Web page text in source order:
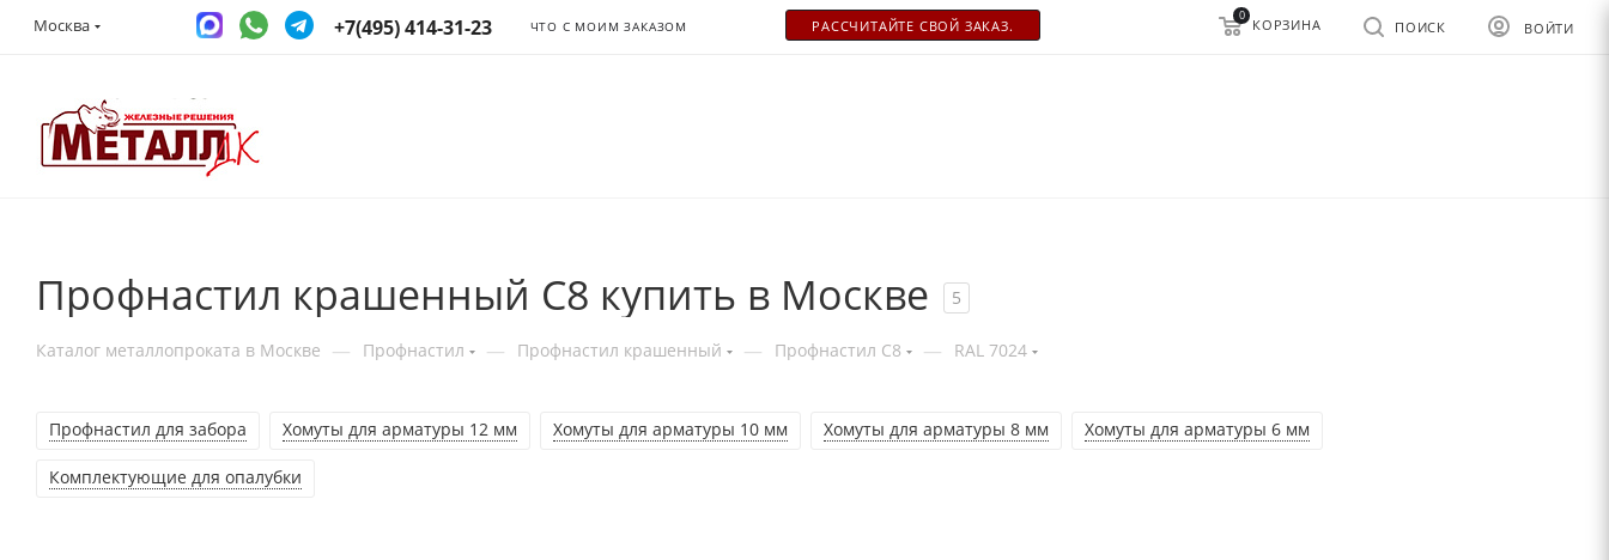
Москва +7(495) 414-31-23 ЧТО С МОИМ ЗАКАЗОМ РАСCЧИТАЙТЕ СВОЙ ЗАКАЗ. ВОЙТИ
ПОИСК
0
КОРЗИНА
Профнастил крашенный С8 купить в Москве 5
Каталог металлопроката в Москве — Профнастил — Профнастил крашенный — Профнастил С8 — RAL 7024
Профнастил для забора Хомуты для арматуры 12 мм Хомуты для арматуры 10 мм Хомуты для арматуры 8 мм Хомуты для арматуры 6 мм
Комплектующие для опалубки